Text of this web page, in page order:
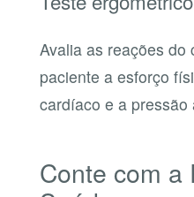
Avalia as reações do
paciente a esforço
cardíaco e a
Conte com a